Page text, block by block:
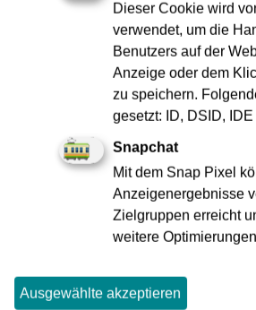
Noch nicht das
Entdecke unsere anderen
Alle Jobs
Dieser Cookie wird
verwendet, um die
Benutzers auf der
Anzeige oder dem
zu speichern.
gesetzt: ID, DSID, IDE
Snapchat
Mit dem Snap Pixel
Anzeigenergebnisse
Zielgruppen erreicht
weitere
Ausgewählte akzeptieren